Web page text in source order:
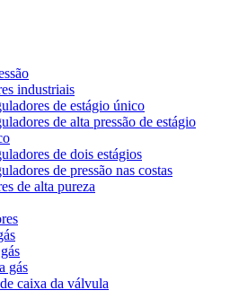
industriais
de estágio único
de alta pressão de estágio
de dois estágios
de pressão nas costas
de alta pureza
gás
caixa da válvula